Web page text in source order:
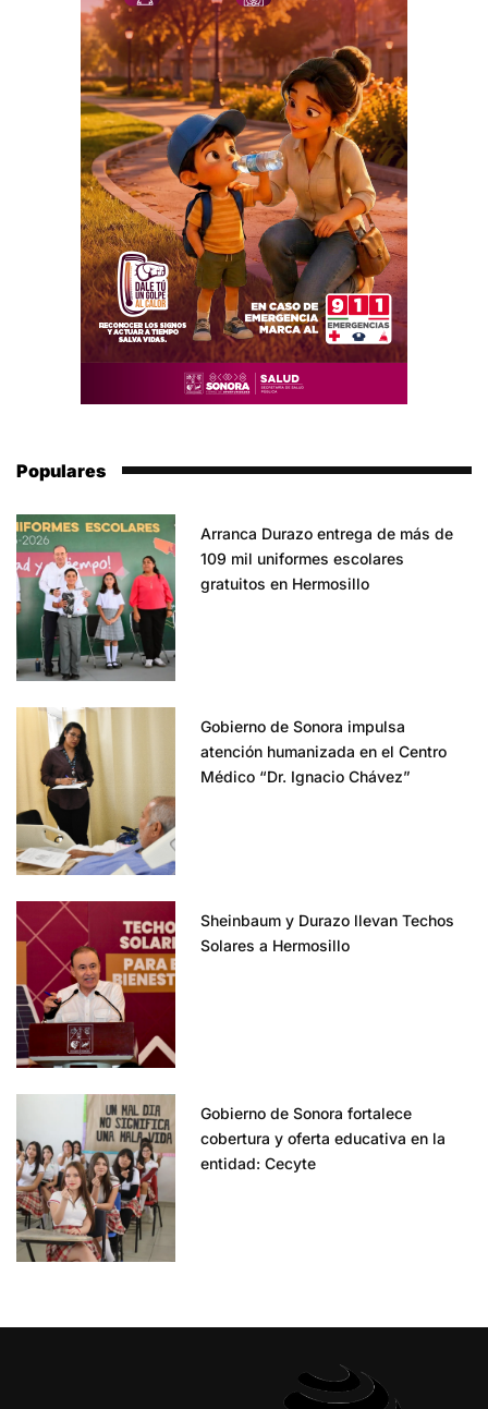
Populares
Arranca Durazo entrega de más de
109 mil uniformes escolares
gratuitos en Hermosillo
Gobierno de Sonora impulsa
atención humanizada en el Centro
Médico “Dr. Ignacio Chávez”
Sheinbaum y Durazo llevan Techos
Solares a Hermosillo
Gobierno de Sonora fortalece
cobertura y oferta educativa en la
entidad: Cecyte